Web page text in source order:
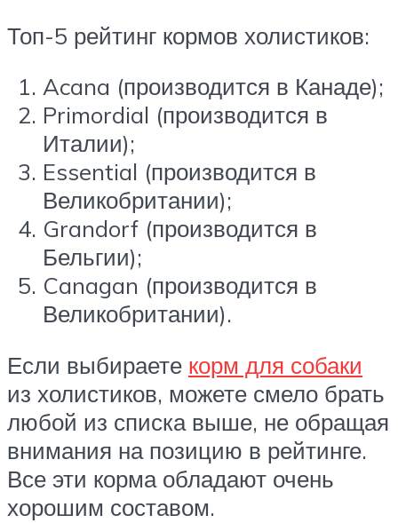
Топ-5 рейтинг кормов холистиков:
Acana (производится в Канаде);
Primordial (производится в
Италии);
Essential (производится в
Великобритании);
Grandorf (производится в
Бельгии);
Canagan (производится в
Великобритании).
Если выбираете корм для собаки
из холистиков, можете смело брать
любой из списка выше, не обращая
внимания на позицию в рейтинге.
Все эти корма обладают очень
хорошим составом.